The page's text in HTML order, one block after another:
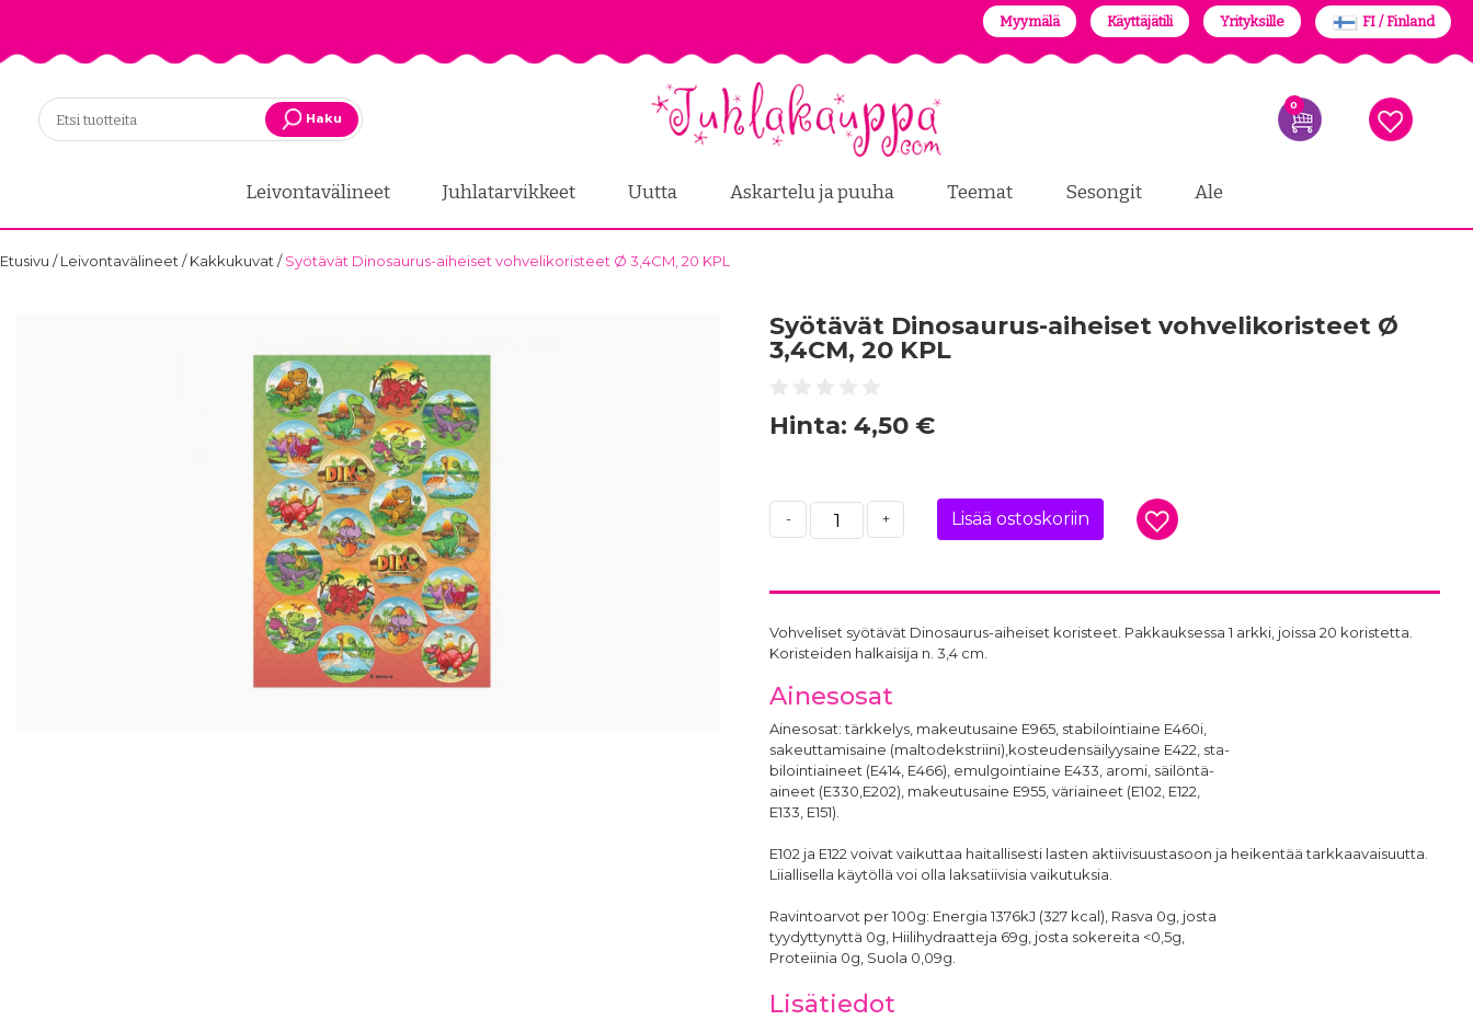
Myymälä Käyttäjätili Yrityksille FI / Finland
Haku
0
Leivontavälineet Juhlatarvikkeet Uutta Askartelu ja puuha Teemat Sesongit Ale
Etusivu /Leivontavälineet /Kakkukuvat /Syötävät Dinosaurus-aiheiset vohvelikoristeet Ø 3,4CM, 20 KPL
Syötävät Dinosaurus-aiheiset vohvelikoristeet Ø
3,4CM, 20 KPL
Hinta: 4,50 €
- + Lisää ostoskoriin
Vohveliset syötävät Dinosaurus-aiheiset koristeet. Pakkauksessa 1 arkki, joissa 20 koristetta.
Koristeiden halkaisija n. 3,4 cm.
Ainesosat
Ainesosat: tärkkelys, makeutusaine E965, stabilointiaine E460i,
sakeuttamisaine (maltodekstriini),kosteudensäilyysaine E422, sta-
bilointiaineet (E414, E466), emulgointiaine E433, aromi, säilöntä-
aineet (E330,E202), makeutusaine E955, väriaineet (E102, E122,
E133, E151).
E102 ja E122 voivat vaikuttaa haitallisesti lasten aktiivisuustasoon ja heikentää tarkkaavaisuutta.
Liiallisella käytöllä voi olla laksatiivisia vaikutuksia.
Ravintoarvot per 100g: Energia 1376kJ (327 kcal), Rasva 0g, josta
tyydyttynyttä 0g, Hiilihydraatteja 69g, josta sokereita <0,5g,
Proteiinia 0g, Suola 0,09g.
Lisätiedot